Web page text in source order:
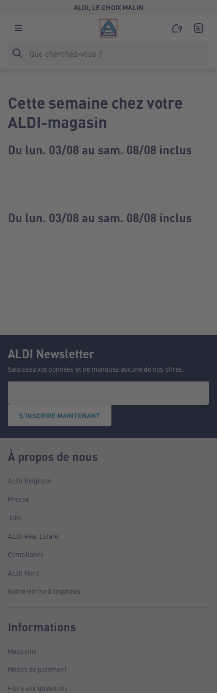
ALDI, LE CHOIX MALIN
Cette semaine chez votre
ALDI-magasin
Du lun. 03/08 au sam. 08/08 inclus
Du lun. 03/08 au sam. 08/08 inclus
ALDI Newsletter
Saisissez vos données et ne manquez aucune de nos offres.
S'INSCRIRE MAINTENANT
À propos de nous
ALDI Belgique
Presse
Jobs
ALDI Real Estate
Compliance
ALDI Nord
Notre vitrine à trophées
Informations
Magasins
Modes de paiement
Foire aux questions